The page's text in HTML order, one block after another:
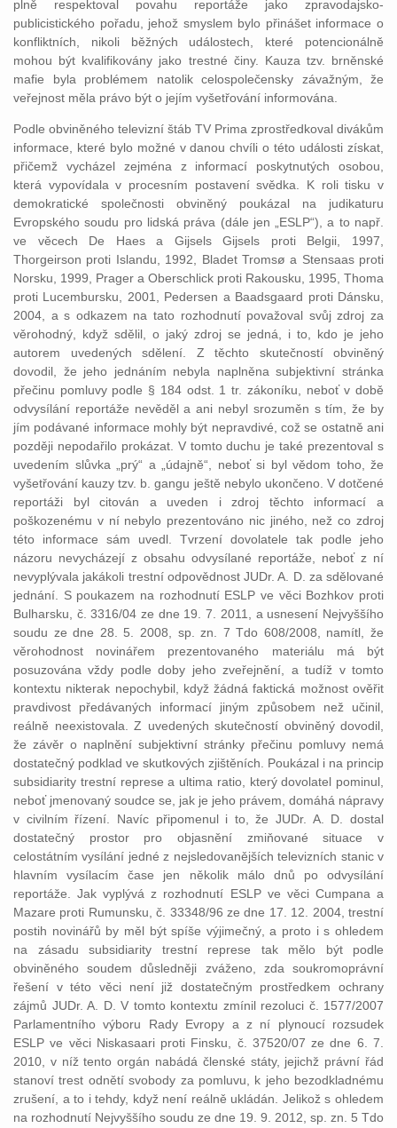
plně respektoval povahu reportáže jako zpravodajsko-
publicistického pořadu, jehož smyslem bylo přinášet informace o
konfliktních, nikoli běžných událostech, které potencionálně
mohou být kvalifikovány jako trestné činy. Kauza tzv. brněnské
mafie byla problémem natolik celospolečensky závažným, že
veřejnost měla právo být o jejím vyšetřování informována.
Podle obviněného televizní štáb TV Prima zprostředkoval divákům
informace, které bylo možné v danou chvíli o této události získat,
přičemž vycházel zejména z informací poskytnutých osobou,
která vypovídala v procesním postavení svědka. K roli tisku v
demokratické společnosti obviněný poukázal na judikaturu
Evropského soudu pro lidská práva (dále jen „ESLP“), a to např.
ve věcech De Haes a Gijsels Gijsels proti Belgii, 1997,
Thorgeirson proti Islandu, 1992, Bladet Tromsø a Stensaas proti
Norsku, 1999, Prager a Oberschlick proti Rakousku, 1995, Thoma
proti Lucembursku, 2001, Pedersen a Baadsgaard proti Dánsku,
2004, a s odkazem na tato rozhodnutí považoval svůj zdroj za
věrohodný, když sdělil, o jaký zdroj se jedná, i to, kdo je jeho
autorem uvedených sdělení. Z těchto skutečností obviněný
dovodil, že jeho jednáním nebyla naplněna subjektivní stránka
přečinu pomluvy podle § 184 odst. 1 tr. zákoníku, neboť v době
odvysílání reportáže nevěděl a ani nebyl srozuměn s tím, že by
jím podávané informace mohly být nepravdivé, což se ostatně ani
později nepodařilo prokázat. V tomto duchu je také prezentoval s
uvedením slůvka „prý“ a „údajně“, neboť si byl vědom toho, že
vyšetřování kauzy tzv. b. gangu ještě nebylo ukončeno. V dotčené
reportáži byl citován a uveden i zdroj těchto informací a
poškozenému v ní nebylo prezentováno nic jiného, než co zdroj
této informace sám uvedl. Tvrzení dovolatele tak podle jeho
názoru nevycházejí z obsahu odvysílané reportáže, neboť z ní
nevyplývala jakákoli trestní odpovědnost JUDr. A. D. za sdělované
jednání. S poukazem na rozhodnutí ESLP ve věci Bozhkov proti
Bulharsku, č. 3316/04 ze dne 19. 7. 2011, a usnesení Nejvyššího
soudu ze dne 28. 5. 2008, sp. zn. 7 Tdo 608/2008, namítl, že
věrohodnost novinářem prezentovaného materiálu má být
posuzována vždy podle doby jeho zveřejnění, a tudíž v tomto
kontextu nikterak nepochybil, když žádná faktická možnost ověřit
pravdivost předávaných informací jiným způsobem než učinil,
reálně neexistovala. Z uvedených skutečností obviněný dovodil,
že závěr o naplnění subjektivní stránky přečinu pomluvy nemá
dostatečný podklad ve skutkových zjištěních. Poukázal i na princip
subsidiarity trestní represe a ultima ratio, který dovolatel pominul,
neboť jmenovaný soudce se, jak je jeho právem, domáhá nápravy
v civilním řízení. Navíc připomenul i to, že JUDr. A. D. dostal
dostatečný prostor pro objasnění zmiňované situace v
celostátním vysílání jedné z nejsledovanějších televizních stanic v
hlavním vysílacím čase jen několik málo dnů po odvysílání
reportáže. Jak vyplývá z rozhodnutí ESLP ve věci Cumpana a
Mazare proti Rumunsku, č. 33348/96 ze dne 17. 12. 2004, trestní
postih novinářů by měl být spíše výjimečný, a proto i s ohledem
na zásadu subsidiarity trestní represe tak mělo být podle
obviněného soudem důsledněji zváženo, zda soukromoprávní
řešení v této věci není již dostatečným prostředkem ochrany
zájmů JUDr. A. D. V tomto kontextu zmínil rezoluci č. 1577/2007
Parlamentního výboru Rady Evropy a z ní plynoucí rozsudek
ESLP ve věci Niskasaari proti Finsku, č. 37520/07 ze dne 6. 7.
2010, v níž tento orgán nabádá členské státy, jejichž právní řád
stanoví trest odnětí svobody za pomluvu, k jeho bezodkladnému
zrušení, a to i tehdy, když není reálně ukládán. Jelikož s ohledem
na rozhodnutí Nejvyššího soudu ze dne 19. 9. 2012, sp. zn. 5 Tdo